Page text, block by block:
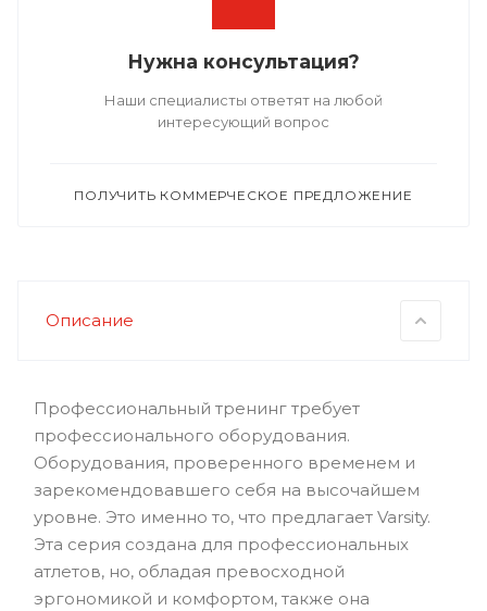
Нужна консультация?
Наши специалисты ответят на любой
интересующий вопрос
ПОЛУЧИТЬ КОММЕРЧЕСКОЕ ПРЕДЛОЖЕНИЕ
Описание
Профессиональный тренинг требует
профессионального оборудования.
Оборудования, проверенного временем и
зарекомендовавшего себя на высочайшем
уровне. Это именно то, что предлагает Varsity.
Эта серия создана для профессиональных
атлетов, но, обладая превосходной
эргономикой и комфортом, также она